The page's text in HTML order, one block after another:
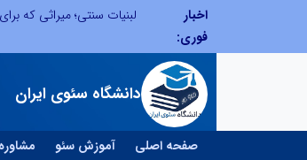
اخبار
فوری:
لبنیات سنتی؛ میراثی که
دانشگاه سئوی ایران
صفحه اصلی آموزش سئو